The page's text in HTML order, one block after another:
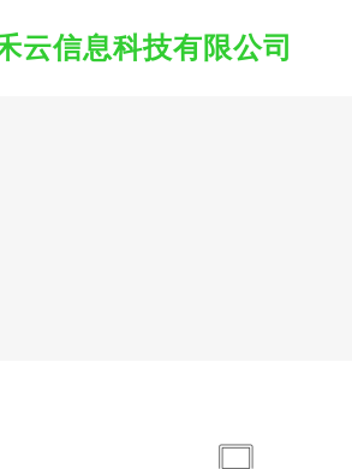
云信息科技有限公司